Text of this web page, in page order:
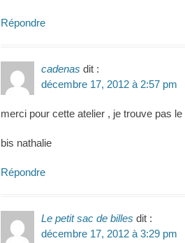
Répondre
cadenas dit :
décembre 17, 2012 à 2:57 pm
merci pour cette atelier , je trouve pas
bis nathalie
Répondre
Le petit sac de billes dit :
décembre 17, 2012 à 3:29 pm